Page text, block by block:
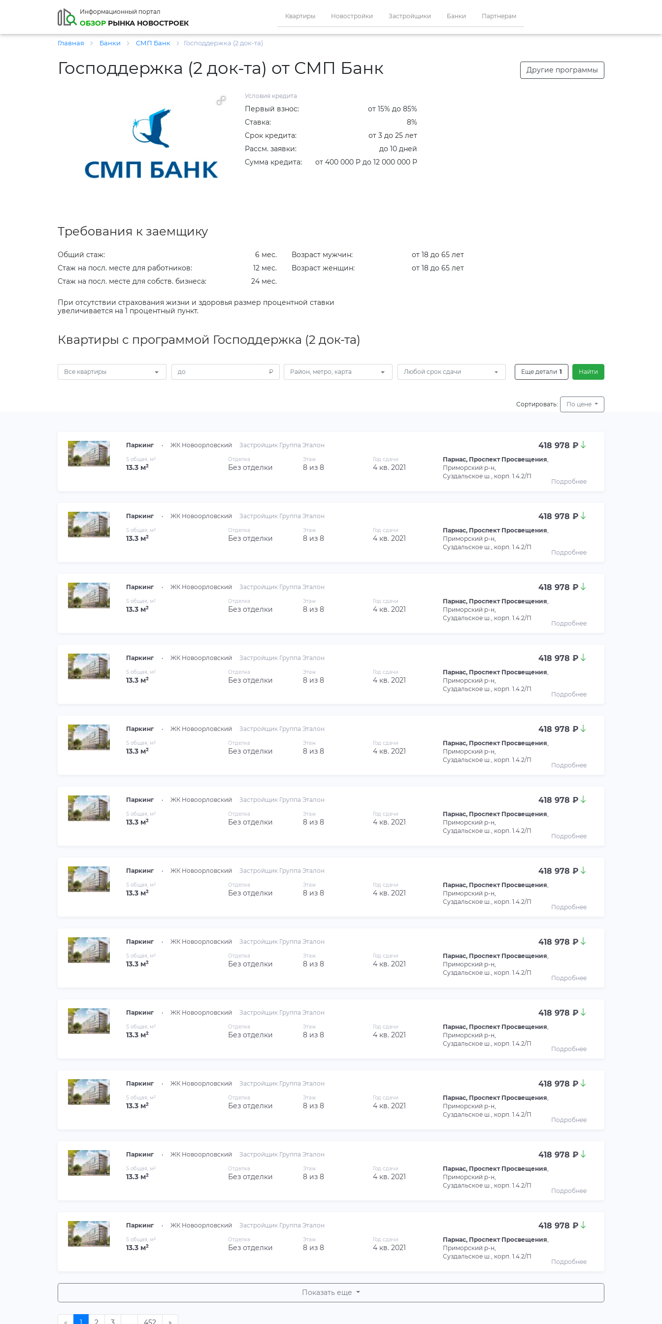
Информационный портал
ОБЗОР РЫНКА НОВОСТРОЕК
Квартиры Новостройки Застройщики Банки Партнерам
Главная Банки СМП Банк Господдержка (2 док-та)
Господдержка (2 док-та) от СМП Банк Другие программы
Условия кредита
Первый взнос:
от 15% до 85%
Ставка:
8%
Срок кредита:
от 3 до 25 лет
Рассм. заявки:
до 10 дней
Сумма кредита:
от 400 000 Р до 12 000 000 Р
Требования к заемщику
Общий стаж:
6 мес.
Стаж на посл. месте для работников:
12 мес.
Стаж на посл. месте для собств. бизнеса:
24 мес.
Возраст мужчин:
от 18 до 65 лет
Возраст женщин:
от 18 до 65 лет
При отсутствии страхования жизни и здоровья размер процентной ставки
увеличивается на 1 процентный пункт.
Квартиры с программой Господдержка (2 док-та)
Все квартиры ₽ Район, метро, карта Любой срок сдачи Еще детали 1 Найти
Сортировать: По цене
Паркинг • ЖК Новоорловский Застройщик Группа Эталон 418 978 ₽
S общая, м²
13.3 м²
Отделка
Без отделки
Этаж
8 из 8
Год сдачи
4 кв. 2021
Парнас, Проспект Просвещения,
Приморский р-н,
Суздальское ш., корп. 1.4.2/П
Подробнее
Паркинг • ЖК Новоорловский Застройщик Группа Эталон 418 978 ₽
S общая, м²
13.3 м²
Отделка
Без отделки
Этаж
8 из 8
Год сдачи
4 кв. 2021
Парнас, Проспект Просвещения,
Приморский р-н,
Суздальское ш., корп. 1.4.2/П
Подробнее
Паркинг • ЖК Новоорловский Застройщик Группа Эталон 418 978 ₽
S общая, м²
13.3 м²
Отделка
Без отделки
Этаж
8 из 8
Год сдачи
4 кв. 2021
Парнас, Проспект Просвещения,
Приморский р-н,
Суздальское ш., корп. 1.4.2/П
Подробнее
Паркинг • ЖК Новоорловский Застройщик Группа Эталон 418 978 ₽
S общая, м²
13.3 м²
Отделка
Без отделки
Этаж
8 из 8
Год сдачи
4 кв. 2021
Парнас, Проспект Просвещения,
Приморский р-н,
Суздальское ш., корп. 1.4.2/П
Подробнее
Паркинг • ЖК Новоорловский Застройщик Группа Эталон 418 978 ₽
S общая, м²
13.3 м²
Отделка
Без отделки
Этаж
8 из 8
Год сдачи
4 кв. 2021
Парнас, Проспект Просвещения,
Приморский р-н,
Суздальское ш., корп. 1.4.2/П
Подробнее
Паркинг • ЖК Новоорловский Застройщик Группа Эталон 418 978 ₽
S общая, м²
13.3 м²
Отделка
Без отделки
Этаж
8 из 8
Год сдачи
4 кв. 2021
Парнас, Проспект Просвещения,
Приморский р-н,
Суздальское ш., корп. 1.4.2/П
Подробнее
Паркинг • ЖК Новоорловский Застройщик Группа Эталон 418 978 ₽
S общая, м²
13.3 м²
Отделка
Без отделки
Этаж
8 из 8
Год сдачи
4 кв. 2021
Парнас, Проспект Просвещения,
Приморский р-н,
Суздальское ш., корп. 1.4.2/П
Подробнее
Паркинг • ЖК Новоорловский Застройщик Группа Эталон 418 978 ₽
S общая, м²
13.3 м²
Отделка
Без отделки
Этаж
8 из 8
Год сдачи
4 кв. 2021
Парнас, Проспект Просвещения,
Приморский р-н,
Суздальское ш., корп. 1.4.2/П
Подробнее
Паркинг • ЖК Новоорловский Застройщик Группа Эталон 418 978 ₽
S общая, м²
13.3 м²
Отделка
Без отделки
Этаж
8 из 8
Год сдачи
4 кв. 2021
Парнас, Проспект Просвещения,
Приморский р-н,
Суздальское ш., корп. 1.4.2/П
Подробнее
Паркинг • ЖК Новоорловский Застройщик Группа Эталон 418 978 ₽
S общая, м²
13.3 м²
Отделка
Без отделки
Этаж
8 из 8
Год сдачи
4 кв. 2021
Парнас, Проспект Просвещения,
Приморский р-н,
Суздальское ш., корп. 1.4.2/П
Подробнее
Паркинг • ЖК Новоорловский Застройщик Группа Эталон 418 978 ₽
S общая, м²
13.3 м²
Отделка
Без отделки
Этаж
8 из 8
Год сдачи
4 кв. 2021
Парнас, Проспект Просвещения,
Приморский р-н,
Суздальское ш., корп. 1.4.2/П
Подробнее
Паркинг • ЖК Новоорловский Застройщик Группа Эталон 418 978 ₽
S общая, м²
13.3 м²
Отделка
Без отделки
Этаж
8 из 8
Год сдачи
4 кв. 2021
Парнас, Проспект Просвещения,
Приморский р-н,
Суздальское ш., корп. 1.4.2/П
Подробнее
Показать еще